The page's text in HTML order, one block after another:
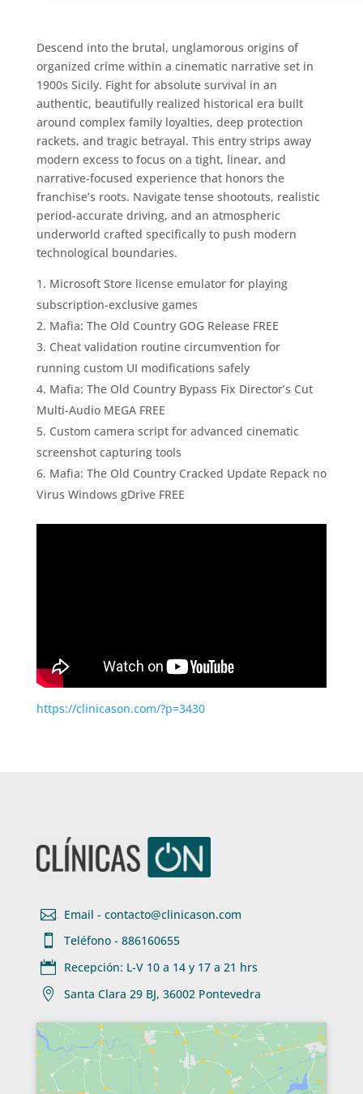
Descend into the brutal, unglamorous origins of
organized crime within a cinematic narrative set in
1900s Sicily. Fight for absolute survival in an
authentic, beautifully realized historical era built
around complex family loyalties, deep protection
rackets, and tragic betrayal. This entry strips away
modern excess to focus on a tight, linear, and
narrative-focused experience that honors the
franchise’s roots. Navigate tense shootouts, realistic
period-accurate driving, and an atmospheric
underworld crafted specifically to push modern
technological boundaries.
Microsoft Store license emulator for playing
subscription-exclusive games
Mafia: The Old Country GOG Release FREE
Cheat validation routine circumvention for
running custom UI modifications safely
Mafia: The Old Country Bypass Fix Director’s Cut
Multi-Audio MEGA FREE
Custom camera script for advanced cinematic
screenshot capturing tools
Mafia: The Old Country Cracked Update Repack no
Virus Windows gDrive FREE
https://clinicason.com/?p=3430
 Email - contacto@clinicason.com

Teléfono - 886160655
 Recepción: L-V 10 a 14 y 17 a 21 hrs

Santa Clara 29 BJ, 36002 Pontevedra